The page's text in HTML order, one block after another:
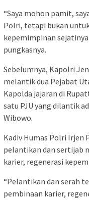
“Saya mohon pamit,
Polri, tetapi bukan
kepemimpinan sejatinya
pungkasnya.
Sebelumnya, Kapolri
melantik dua Pejabat
Kapolda jajaran di
satu PJU yang dilantik
Wibowo.
Kadiv Humas Polri Irjen
pelantikan dan sertijab
karier, regenerasi
“Pelantikan dan serah
pembinaan karier,